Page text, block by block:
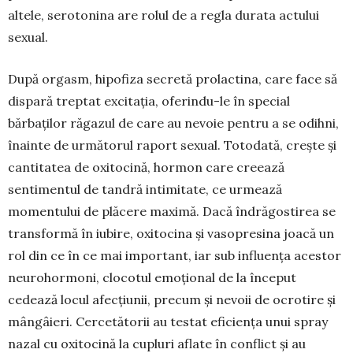
altele, seroto­nina are rolul de a regla durata actului
sexual.
După orgasm, hipofiza secretă prolactina, care face să
dispară treptat excitația, oferindu-le în spe­cial
bărbaților răgazul de care au nevoie pentru a se odihni,
înainte de următorul raport sexual. Totodată, crește și
cantitatea de oxitocină, hormon care creează
sentimentul de tandră intimitate, ce urmează
momentului de plăcere maximă. Dacă îndrăgostirea se
transformă în iubire, oxitocina și vasopresina joacă un
rol din ce în ce mai important, iar sub influența acestor
neurohormoni, clocotul emoțional de la început
cedează locul afecțiunii, precum și nevoii de ocrotire și
mângâieri. Cerce­tătorii au testat eficiența unui spray
nazal cu oxito­cină la cupluri aflate în conflict și au